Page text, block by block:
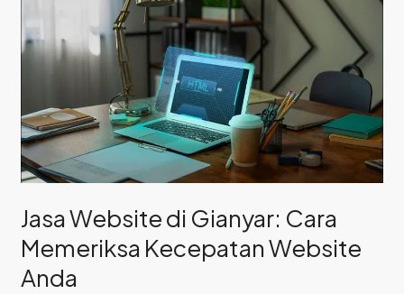
Jasa Website di Gianyar: Cara
Memeriksa Kecepatan Website
Anda
Gianyar:
Cara
Memeriksa
Website
Anda